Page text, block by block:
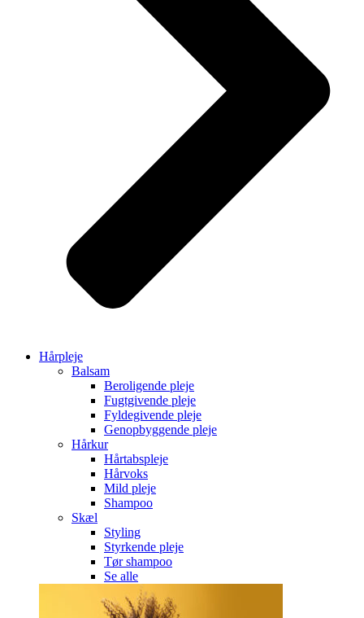
Hårpleje
Balsam
Beroligende pleje
Fugtgivende pleje
Fyldegivende pleje
Genopbyggende pleje
Hårkur
Hårtabspleje
Hårvoks
Mild pleje
Shampoo
Skæl
Styling
Styrkende pleje
Tør shampoo
Se alle